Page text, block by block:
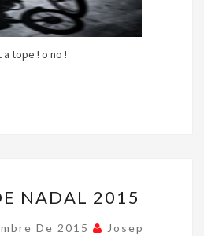
tope ! o no !
DE
NADAL
NADAL 2015
De 2015
Josep